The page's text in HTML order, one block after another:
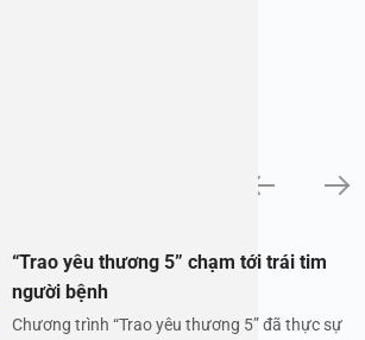
“Trao yêu thương 5” chạm tới trái tim
người bệnh
Chương trình “Trao yêu thương 5” đã thực sự